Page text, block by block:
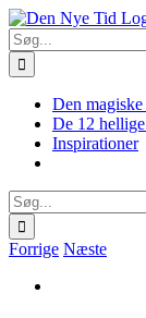
Skip
to
content
Facebook
X
Instagram
Pinterest
Søg
efter:
Den
De 12
Inspirationer
Søg
efter:
Forrige Næste